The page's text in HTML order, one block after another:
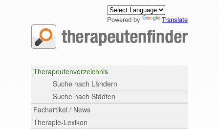
Powered by Translate
Therapeutenverzeichnis
Suche nach Ländern
Suche nach Städten
Fachartikel / News
Therapie-Lexikon